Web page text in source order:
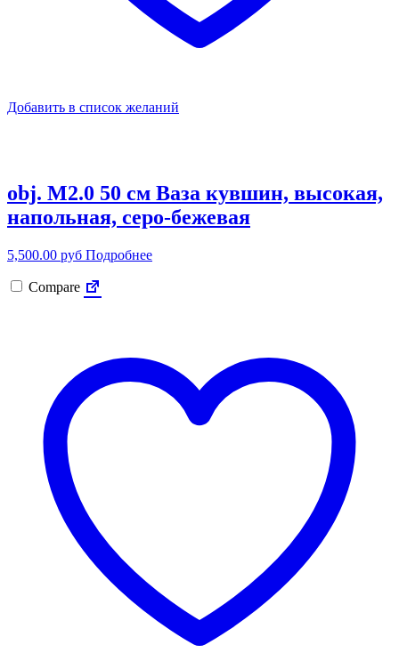
Добавить в список желаний
obj. M2.0 50 см Ваза кувшин, высокая,
напольная, серо-бежевая
5,500.00 руб Подробнее
Compare